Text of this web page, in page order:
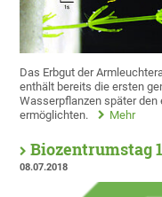
Das Erbgut der
enthält bereits die ersten
Wasserpflanzen später den
ermöglichten.
Mehr
Biozentrumstag
08.07.2018